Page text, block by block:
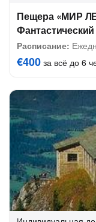
Пещера «МИР
Расписание:
€400 за всё до 6